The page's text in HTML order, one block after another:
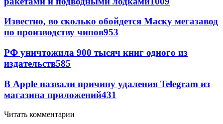
Известно, во сколько обойдется Маску мегазавод
по производству чипов953
РФ уничтожила 900 тысяч книг одного из
издательств585
В Apple назвали причину удаления Telegram из
магазина приложений431
Читать комментарии